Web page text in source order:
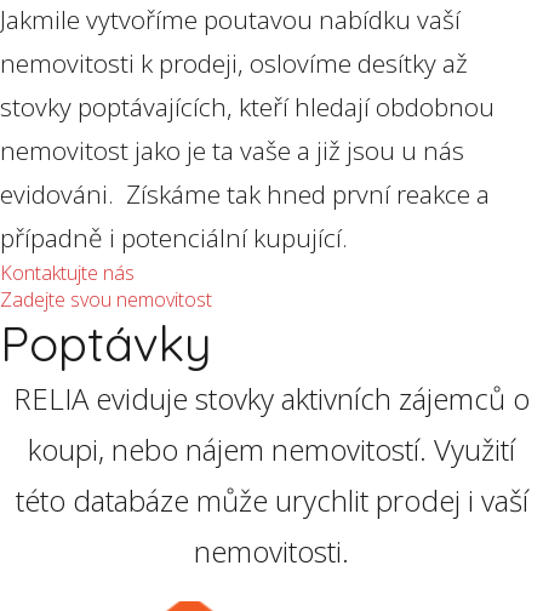
Jakmile vytvoříme poutavou nabídku vaší
nemovitosti k prodeji, oslovíme desítky až
stovky poptávajících, kteří hledají obdobnou
nemovitost jako je ta vaše a již jsou u nás
evidováni. Získáme tak hned první reakce a
případně i potenciální kupující.
Kontaktujte nás
Zadejte svou nemovitost
Poptávky
RELIA eviduje stovky aktivních zájemců o
koupi, nebo nájem nemovitostí. Využití
této databáze může urychlit prodej i vaší
nemovitosti.